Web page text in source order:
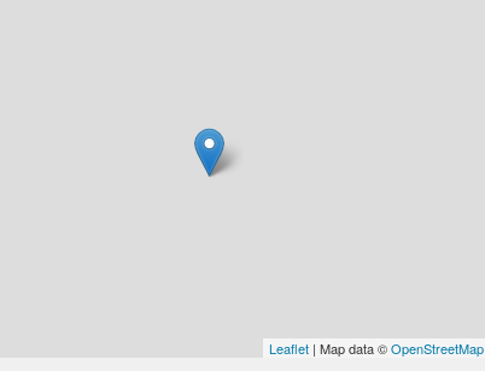
Leaflet | Map data ©OpenStreetMap